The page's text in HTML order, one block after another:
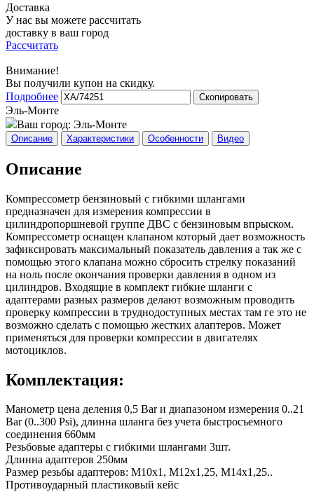
Доставка
У нас вы можете рассчитать
доставку в ваш город
Рассчитать
Внимание!
Вы получили купон на скидку.
Подробнее
Скопировать
Эль-Монте
Ваш город: Эль-Монте
Описание Характеристики Особенности Видео
Описание
Компрессометр бензиновый с гибкими шлангами
предназначен для измерения компрессии в
цилиндропоршневой группе ДВС с бензиновым впрыском.
Компрессометр оснащен клапаном который дает возможность
зафиксировать максимальный показатель давления а так же с
помощью этого клапана можно сбросить стрелку показаний
на ноль после окончания проверки давления в одном из
цилиндров. Входящие в комплект гибкие шланги с
адаптерами разных размеров делают возможным проводить
проверку компрессии в труднодоступных местах там ге это не
возможно сделать с помощью жестких алаптеров. Может
применяться для проверки компрессии в двигателях
мотоциклов.
Комплектация:
Манометр цена деления 0,5 Bar и диапазоном измерения 0..21
Bar (0..300 Psi), длинна шланга без учета быстросъемного
соединения 660мм
Резьбовые адаптеры с гибкими шлангами 3шт.
Длинна адаптеров 250мм
Размер резьбы адаптеров: М10х1, М12х1,25, М14х1,25..
Противоударный пластиковый кейс